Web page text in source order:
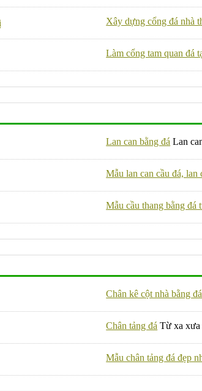
Xây dựng cổng đá nhà
Làm cổng tam quan đá
Lan can bằng đá Lan
Mẫu lan can cầu đá, lan
Mẫu cầu thang bằng đá
Chân kê cột nhà bằng
Chân tảng đá Từ xa xưa
Mẫu chân tảng đá đẹp